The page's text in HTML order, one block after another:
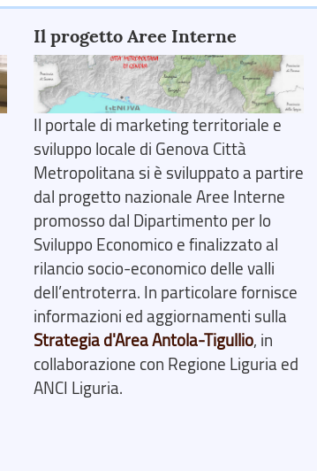
Il progetto Aree Interne
Il portale di marketing territoriale e
sviluppo locale di Genova Città
Metropolitana si è sviluppato a partire
dal progetto nazionale Aree Interne
promosso dal Dipartimento per lo
Sviluppo Economico e finalizzato al
rilancio socio-economico delle valli
dell’entroterra. In particolare fornisce
informazioni ed aggiornamenti sulla
Strategia d'Area Antola-Tigullio, in
collaborazione con Regione Liguria ed
ANCI Liguria.